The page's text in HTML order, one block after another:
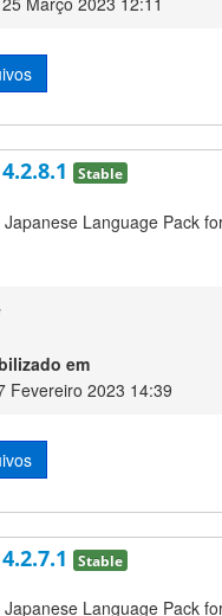
Stable
Language Pack
em
Fevereiro 2023 14:39
Stable
Language Pack